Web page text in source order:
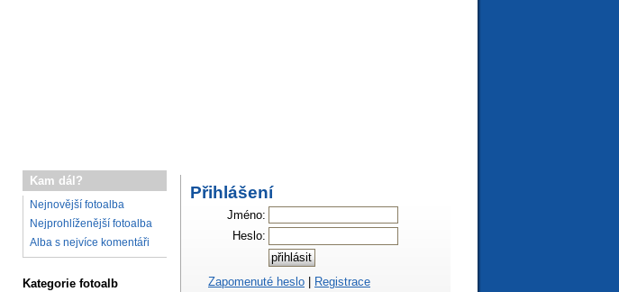
Kam dál?
Nejnovější fotoalba
Nejprohlíženější fotoalba
Alba s nejvíce komentáři
Kategorie fotoalb
Přihlášení
Jméno:
Heslo:
Zapomenuté heslo | Registrace